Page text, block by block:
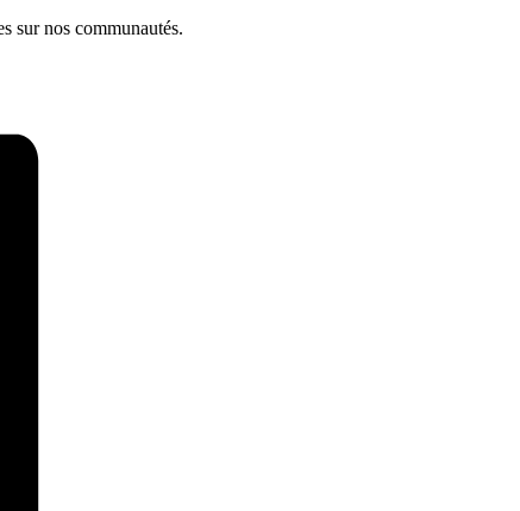
sur nos communautés.